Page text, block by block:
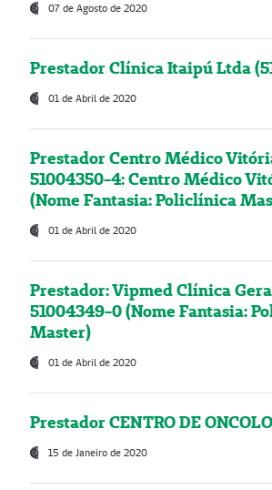
07 de Agosto de 2020
Prestador Clínica Itaipú Ltda
01 de Abril de 2020
Prestador Centro Médico
51004350-4: Centro Médico
(Nome Fantasia: Policlínica
01 de Abril de 2020
Prestador: Vipmed Clínica
51004349-0 (Nome Fantasia:
Master)
01 de Abril de 2020
Prestador CENTRO DE
15 de Janeiro de 2020